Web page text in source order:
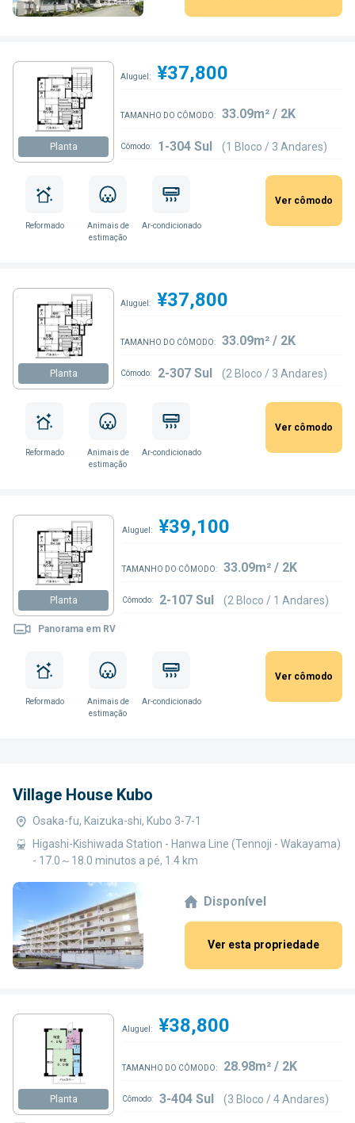
Planta
Aluguel: ¥37,800
TAMANHO DO CÔMODO: 33.09m² / 2K
Cômodo: 1-304 Sul (1 Bloco / 3 Andares)
Reformado
Animais de
estimação
Ar-condicionado
Ver cômodo
Planta
Aluguel: ¥37,800
TAMANHO DO CÔMODO: 33.09m² / 2K
Cômodo: 2-307 Sul (2 Bloco / 3 Andares)
Reformado
Animais de
estimação
Ar-condicionado
Ver cômodo
Planta
Panorama em RV
Aluguel: ¥39,100
TAMANHO DO CÔMODO: 33.09m² / 2K
Cômodo: 2-107 Sul (2 Bloco / 1 Andares)
Reformado
Animais de
estimação
Ar-condicionado
Ver cômodo
Village House Kubo
Osaka-fu, Kaizuka-shi, Kubo 3-7-1
Higashi-Kishiwada Station - Hanwa Line (Tennoji - Wakayama)
- 17.0～18.0 minutos a pé, 1.4 km
Disponível
Ver esta propriedade
Planta
Aluguel: ¥38,800
TAMANHO DO CÔMODO: 28.98m² / 2K
Cômodo: 3-404 Sul (3 Bloco / 4 Andares)